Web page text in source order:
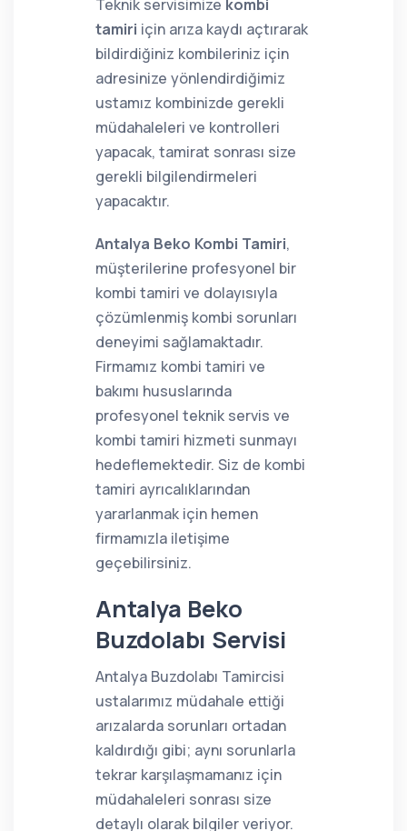
Teknik servisimize kombi
tamiri için arıza kaydı açtırarak
bildirdiğiniz kombileriniz için
adresinize yönlendirdiğimiz
ustamız kombinizde gerekli
müdahaleleri ve kontrolleri
yapacak, tamirat sonrası size
gerekli bilgilendirmeleri
yapacaktır.
Antalya Beko Kombi Tamiri,
müşterilerine profesyonel bir
kombi tamiri ve dolayısıyla
çözümlenmiş kombi sorunları
deneyimi sağlamaktadır.
Firmamız kombi tamiri ve
bakımı hususlarında
profesyonel teknik servis ve
kombi tamiri hizmeti sunmayı
hedeflemektedir. Siz de kombi
tamiri ayrıcalıklarından
yararlanmak için hemen
firmamızla iletişime
geçebilirsiniz.
Antalya Beko
Buzdolabı Servisi
Antalya Buzdolabı Tamircisi
ustalarımız müdahale ettiği
arızalarda sorunları ortadan
kaldırdığı gibi; aynı sorunlarla
tekrar karşılaşmamanız için
müdahaleleri sonrası size
detaylı olarak bilgiler veriyor.